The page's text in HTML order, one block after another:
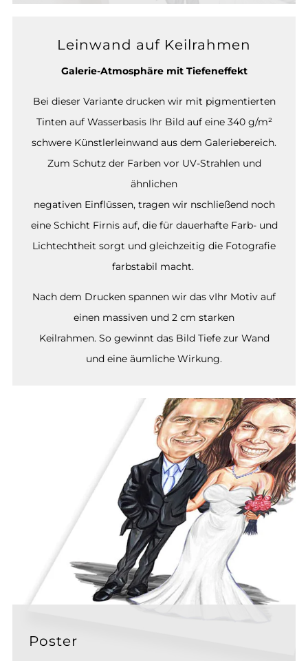
Leinwand auf Keilrahmen
Galerie-Atmosphäre mit Tiefeneffekt
Bei dieser Variante drucken wir mit pigmentierten
Tinten auf Wasserbasis Ihr Bild auf eine 340 g/m²
schwere Künstlerleinwand aus dem Galeriebereich.
Zum Schutz der Farben vor UV-Strahlen und
ähnlichen
negativen Einflüssen, tragen wir nschließend noch
eine Schicht Firnis auf, die für dauerhafte Farb- und
Lichtechtheit sorgt und gleichzeitig die Fotografie
farbstabil macht.
Nach dem Drucken spannen wir das vIhr Motiv auf
einen massiven und 2 cm starken
Keilrahmen. So gewinnt das Bild Tiefe zur Wand
und eine äumliche Wirkung.
Poster